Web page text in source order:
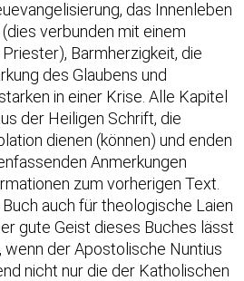
das Innenleben
verbunden mit einem
Barmherzigkeit, die
des Glaubens und
in einer Krise. Alle Kapitel
der Heiligen Schrift, die
dienen (können) und enden
Anmerkungen
zum vorherigen Text.
auch für theologische Laien
gute Geist dieses Buches lässt
wenn der Apostolische Nuntius
nicht nur die der Katholischen